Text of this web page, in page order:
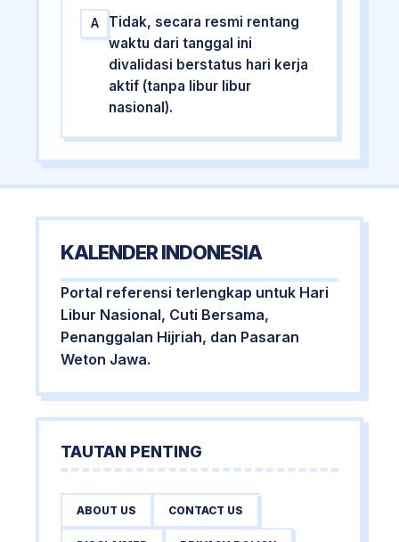
A
Tidak, secara resmi rentang
waktu dari tanggal ini
divalidasi berstatus hari kerja
aktif (tanpa libur libur
nasional).
KALENDER INDONESIA
Portal referensi terlengkap untuk Hari
Libur Nasional, Cuti Bersama,
Penanggalan Hijriah, dan Pasaran
Weton Jawa.
TAUTAN PENTING
ABOUT US CONTACT US